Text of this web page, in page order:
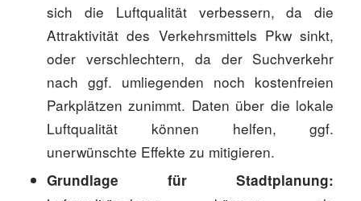
sich die Luftqualität verbessern, da die
Attraktivität des Verkehrsmittels Pkw sinkt,
oder verschlechtern, da der Suchverkehr
nach ggf. umliegenden noch kostenfreien
Parkplätzen zunimmt. Daten über die lokale
Luftqualität können helfen, ggf.
unerwünschte Effekte zu mitigieren.
Grundlage für Stadtplanung: